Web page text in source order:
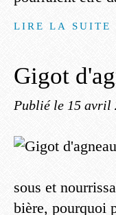
LIRE LA SUITE
Gigot
Publié le 15 avril
sous et
bière, pourquoi